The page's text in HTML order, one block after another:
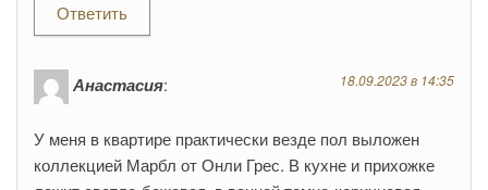
Ответить
Анастасия: 18.09.2023 в 14:35
У меня в квартире практически везде пол выложен
коллекцией Марбл от Онли Грес. В кухне и прихожке